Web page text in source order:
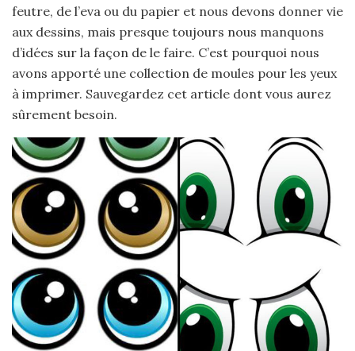
feutre, de l’eva ou du papier et nous devons donner vie
aux dessins, mais presque toujours nous manquons
d’idées sur la façon de le faire. C’est pourquoi nous
avons apporté une collection de moules pour les yeux
à imprimer. Sauvegardez cet article dont vous aurez
sûrement besoin.